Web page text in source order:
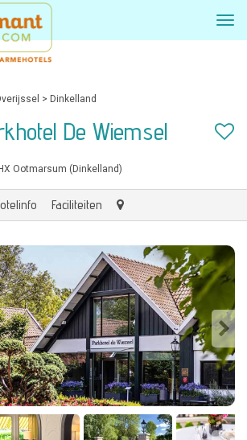
> Dinkelland
De Wiemsel
Ootmarsum (Dinkelland)
Faciliteiten